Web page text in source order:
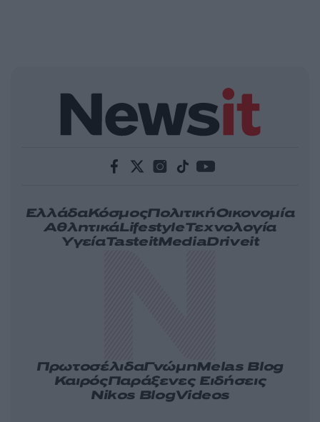
ΕλλάδαΚόσμοςΠολιτικήΟικονομία
ΑθλητικάLifestyleΤεχνολογία
ΥγείαTasteitMediaDriveit
ΠρωτοσέλιδαΓνώμηMelas Blog
ΚαιρόςΠαράξενες Ειδήσεις
Nikos BlogVideos